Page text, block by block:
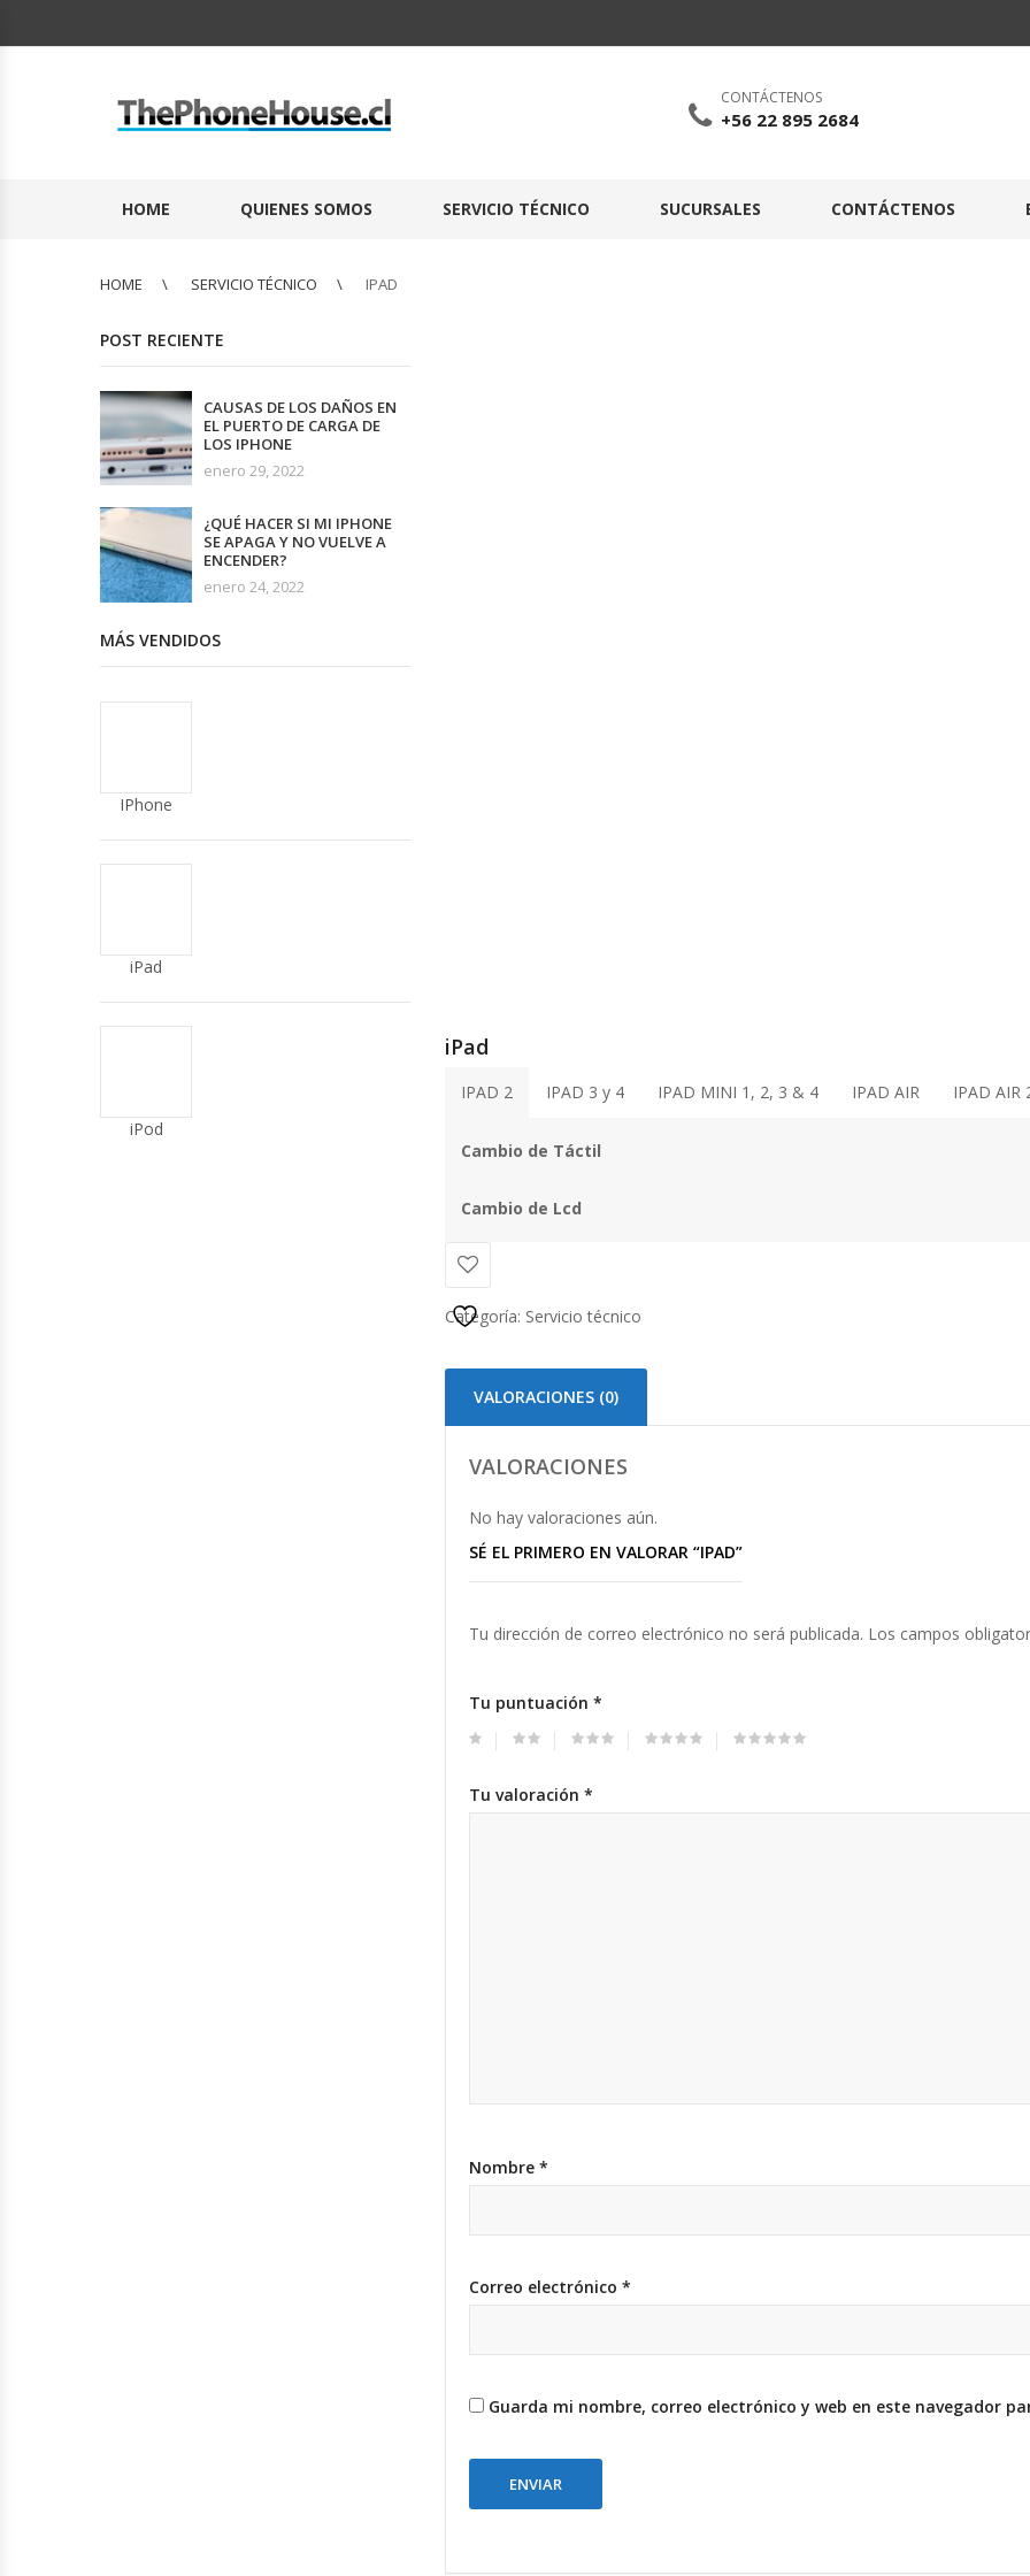
CONTÁCTENOS
+56 22 895 2684
HOME QUIENES SOMOS SERVICIO TÉCNICO SUCURSALES CONTÁCTENOS
HOME SERVICIO TÉCNICO IPAD
iPad
IPAD 2 IPAD 3 y 4 IPAD MINI 1, 2, 3 & 4 IPAD AIR IPAD AIR
Cambio de Táctil
Cambio de Lcd
Categoría: Servicio técnico
VALORACIONES (0)
VALORACIONES
No hay valoraciones aún.
SÉ EL PRIMERO EN VALORAR “IPAD”
Tu dirección de correo electrónico no será publicada. Los campos
Tu puntuación *
Tu valoración *
Nombre *
Correo electrónico *
Guarda mi nombre, correo electrónico y web en este navegador
POST RECIENTE
CAUSAS DE LOS DAÑOS EN
EL PUERTO DE CARGA DE
LOS IPHONE
enero 29, 2022
¿QUÉ HACER SI MI IPHONE
SE APAGA Y NO VUELVE A
ENCENDER?
enero 24, 2022
MÁS VENDIDOS
IPhone
iPad
iPod